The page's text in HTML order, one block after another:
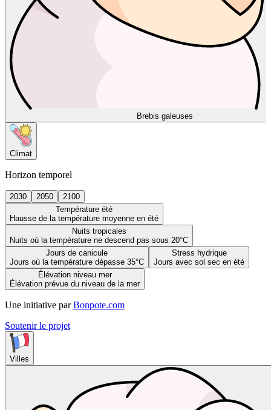
Brebis galeuses
Climat
Horizon temporel
2030 2050
2100
Température été
Hausse de la température moyenne en été
Nuits tropicales
Nuits où la température ne descend pas sous 20°C
Jours de canicule
Jours où la température dépasse 35°C
Stress hydrique
Jours avec sol sec en été
Élévation niveau mer
Élévation prévue du niveau de la mer
Une initiative par Bonpote.com
Soutenir le projet
Villes